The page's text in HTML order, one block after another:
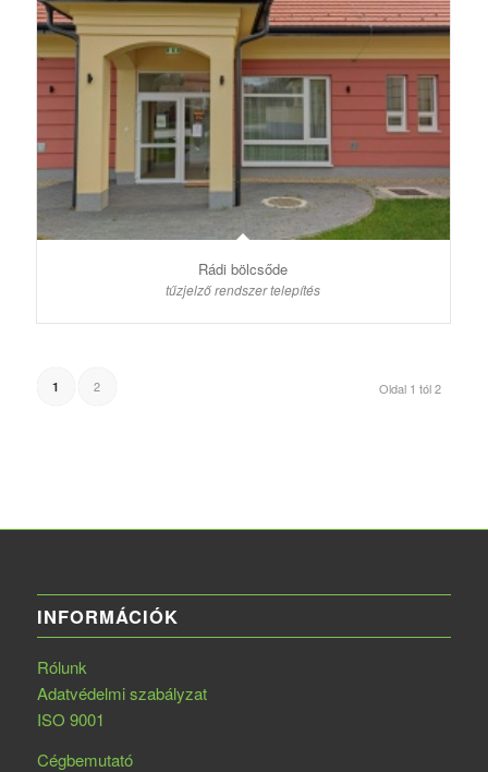
Rádi bölcsőde
tűzjelző rendszer telepítés
Oldal 1 tól 2
1 2
INFORMÁCIÓK
Rólunk
Adatvédelmi szabályzat
ISO 9001
Cégbemutató